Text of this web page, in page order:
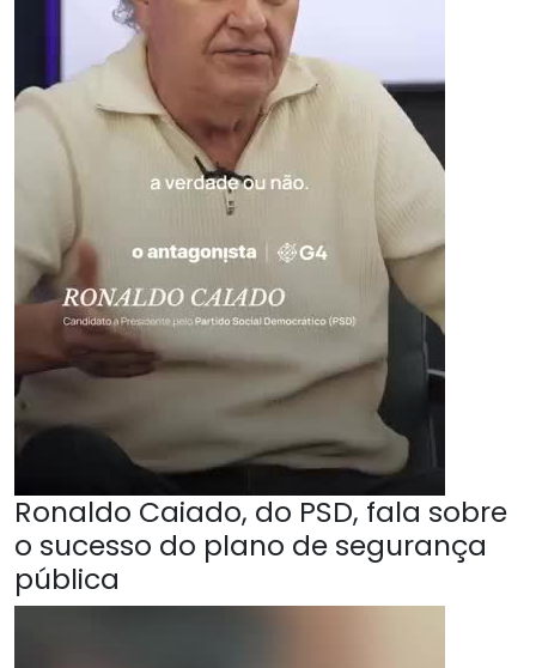
Ronaldo Caiado, do PSD, fala sobre
o sucesso do plano de segurança
pública